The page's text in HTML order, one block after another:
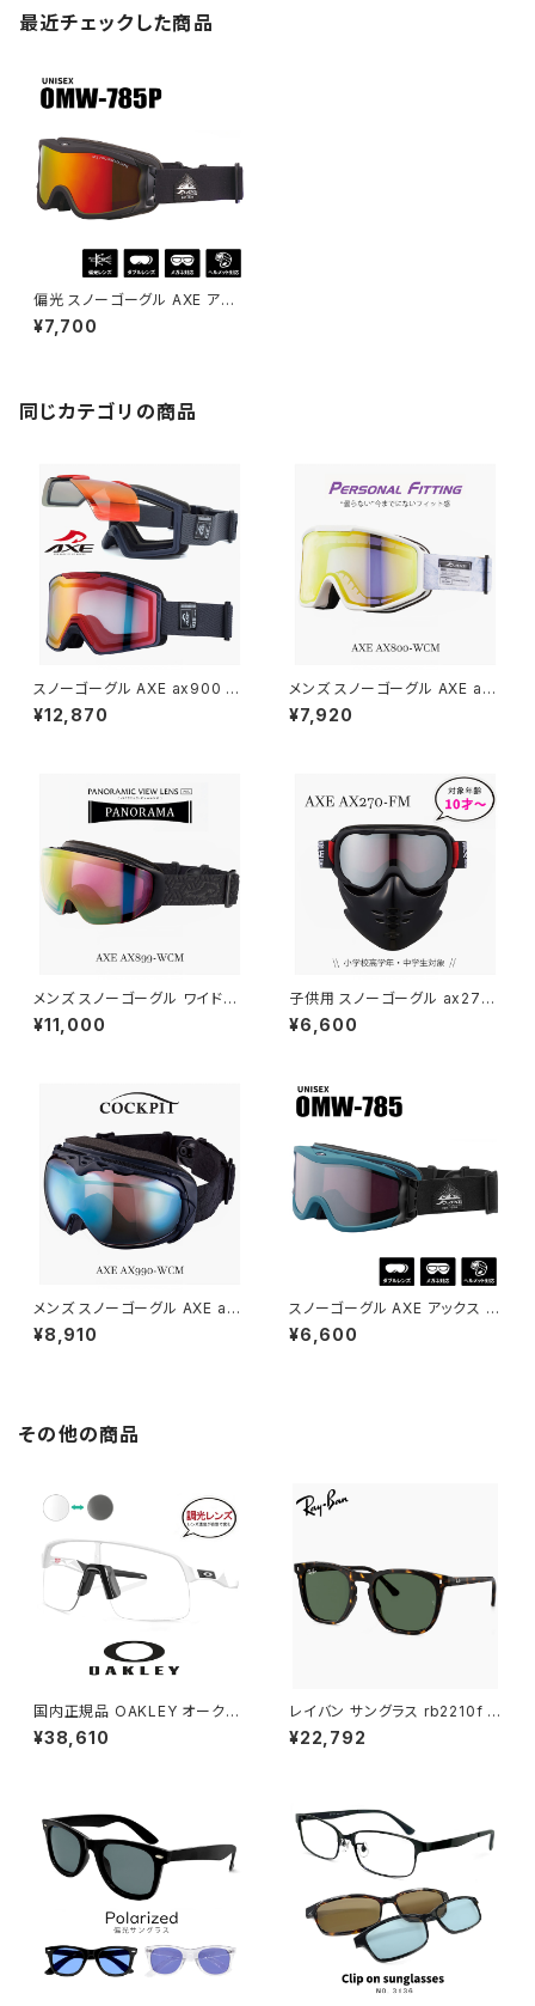
最近チェックした商品
偏光 スノーゴーグル AXE アッ
クス omw-785p-re 偏光レン
ズ 曇り止め 加工 ダブルレンズ
ブラック 黒 uvカット [ ヘルメッ
ト 対応 ] [ 眼鏡 メガネ 着用可
¥7,700
同じカテゴリの商品
スノーゴーグル AXE ax900 W
CM GY アックス スノー ゴーグ
ル ax900-wcm メンズ レディ
フレーム メガネ着用 ヘルメット
¥12,870
メンズ スノーゴーグル AXE ax
800 wcm go [ 曇りにくく・最
高峰のフィット感 ] アックス スノ
ンズ ミラー スキー スノボー uv
カット ホワイト 白 フレーム 曇ら
ない [ ヘルメット 対応 ] [ 眼鏡
メガネ 着用可能 ]
¥7,920
メンズ スノーゴーグル ワイドレ
ンズ AXE ax899 wcm pk ア
ックス スノー ゴーグル 男性用 a
球面 スキー スノボー uvカット
ブラック 黒 フレーム [ ヘルメッ
メガネ 着用可能 ]
¥11,000
子供用 スノーゴーグル ax270-
fm-mbk [ 小学生高学年・中学
生 小顔の女性 対象 ] フェイス
Sサイズ 曇り止め10才 11才 12
才 13才 14才 15才 11歳 12歳 1
眼鏡 メガネ 着用可能
¥6,600
メンズ スノーゴーグル AXE ax
990-wcm-nb COCK PIT ア
ックス コックピット 撥水 曇り止
¥8,910
スノーゴーグル AXE アックス o
mw-785-mgr 曇り止め 加工
ダブルレンズ ミラーレンズ メン
¥6,600
その他の商品
国内正規品 OAKLEY オークリ
ー サングラス oo9463a-1939
sutro lite a 調光サングラス 9
ランニング 登山 にも おすすめ
アジアンフィット モデル 00946
3a-19 ホワイト 白 日本正規品
¥38,610
レイバン サングラス rb2210f 9
02/31 53mm Ray-Ban RB22
10F 90231 ウェリントン ボスト
グ モデル
¥22,792